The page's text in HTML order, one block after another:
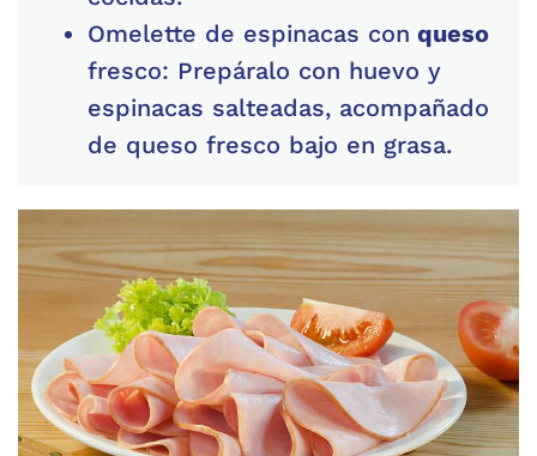
Omelette de espinacas con queso
fresco: Prepáralo con huevo y
espinacas salteadas, acompañado
de queso fresco bajo en grasa.